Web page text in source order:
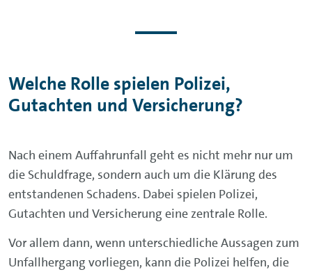
Welche Rolle spielen Polizei,
Gutachten und Versicherung?
Nach einem Auffahrunfall geht es nicht mehr nur um
die Schuldfrage, sondern auch um die Klärung des
entstandenen Schadens. Dabei spielen Polizei,
Gutachten und Versicherung eine zentrale Rolle.
Vor allem dann, wenn unterschiedliche Aussagen zum
Unfallhergang vorliegen, kann die Polizei helfen, die